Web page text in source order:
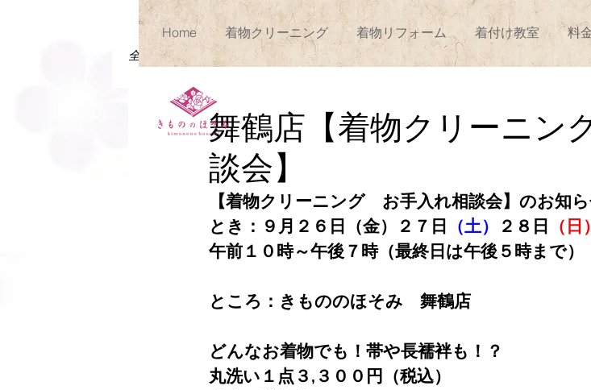
Home 着物クリーニング 着物リフォーム 着付け教室 料
全ての記事 クリニック ゆめタウン店
舞鶴店【着物クリーニ
談会】
【着物クリーニング　お手入れ相談会】のお知
とき：９月２６日（金）２７日
（土） ２８日
（日）
午前１０時～午後７時（最終日は午後５時まで）
ところ：きもののほそみ　舞鶴店
どんなお着物でも！帯や長襦袢も！？
丸洗い１点３,３００円（税込）